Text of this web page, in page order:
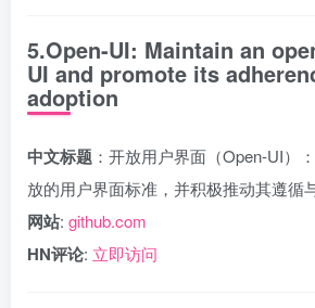
5.Open-UI: Maintain an
UI and promote its
adoption
中文标题 ：开放用户界面（Open-UI）
放的用户界面标准，并积极推动其遵循
网站: github.com
HN评论: 立即访问